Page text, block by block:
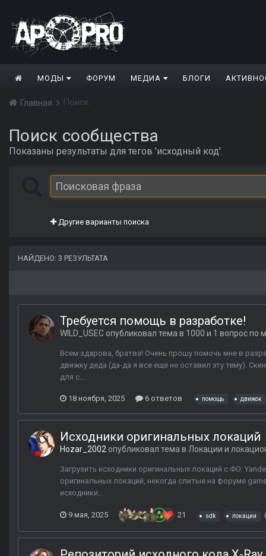
МОДЫ ФОРУМ МЕДИА БЛОГИ
Главная Поиск
Поиск сообщества
Показаны результаты для тегов 'исходный код'.
Другие варианты поиска
НАЙДЕНО: 3 РЕЗУЛЬТАТА
Требуется помощь в разработке!
WILD_USEC опубликовал тема в 1000 и 1 вопрос по
Всем здарова, братва! Очень прошу помочь мне в
движку деда (да-да я все еще не оставил эту тему).
для с...
18 ноября, 2025 6 ответов помощь движок
Исходники оригинальных локаций
Hozar_2002 опубликовал тема в Локации и
Загрузить исходники оригинальных локаций с ФО:
оригинальных локаций, некогда слитые на форуме
исходники...
9 мая, 2025 21 sdk локации